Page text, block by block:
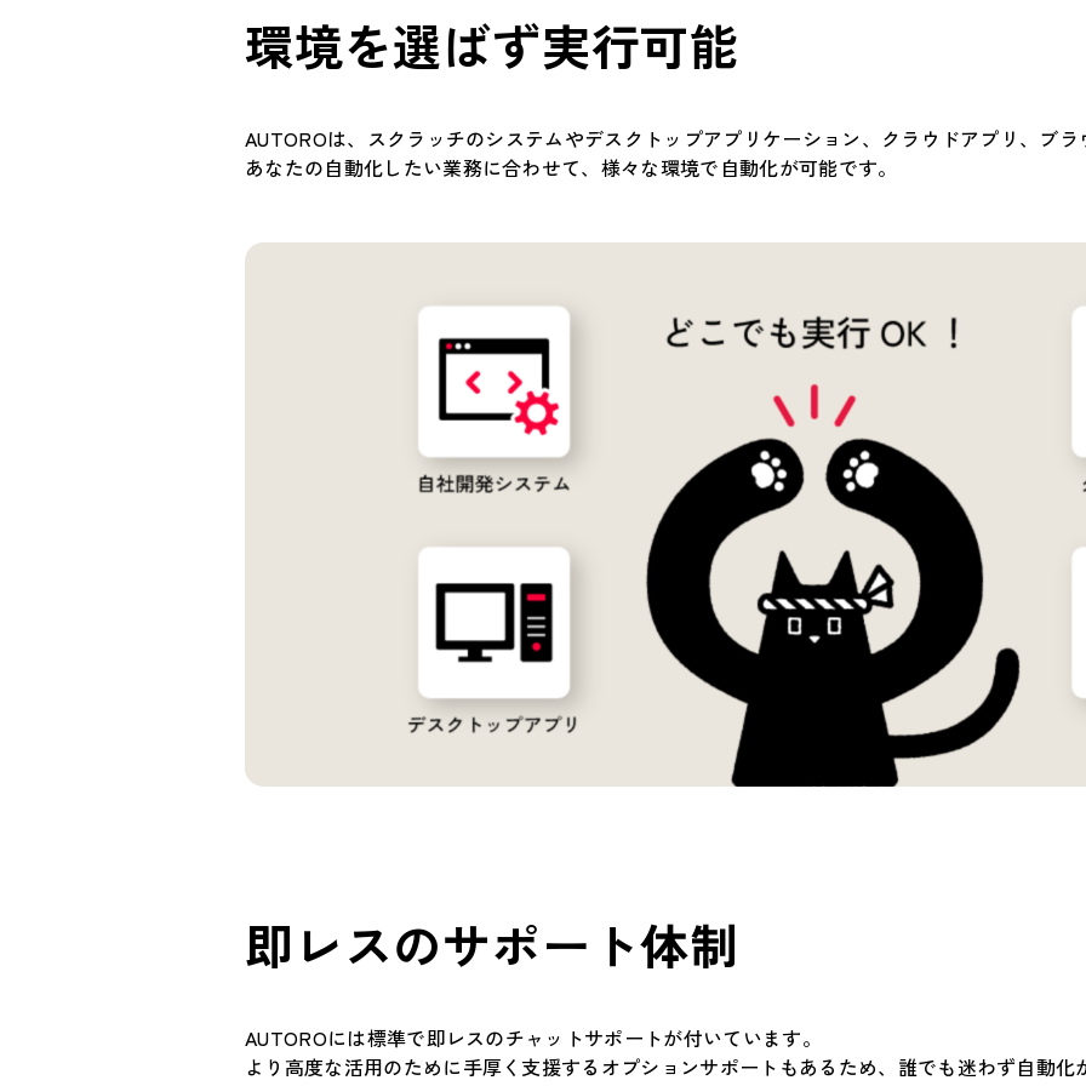
環境を選ばず実行可能
AUTOROは、スクラッチのシステムやデスクトップアプリケーション、クラウドアプリ、ブラ
あなたの自動化したい業務に合わせて、様々な環境で自動化が可能です。
即レスのサポート体制
AUTOROには標準で即レスのチャットサポートが付いています。
より高度な活用のために手厚く支援するオプションサポートもあるため、誰でも迷わず自動化